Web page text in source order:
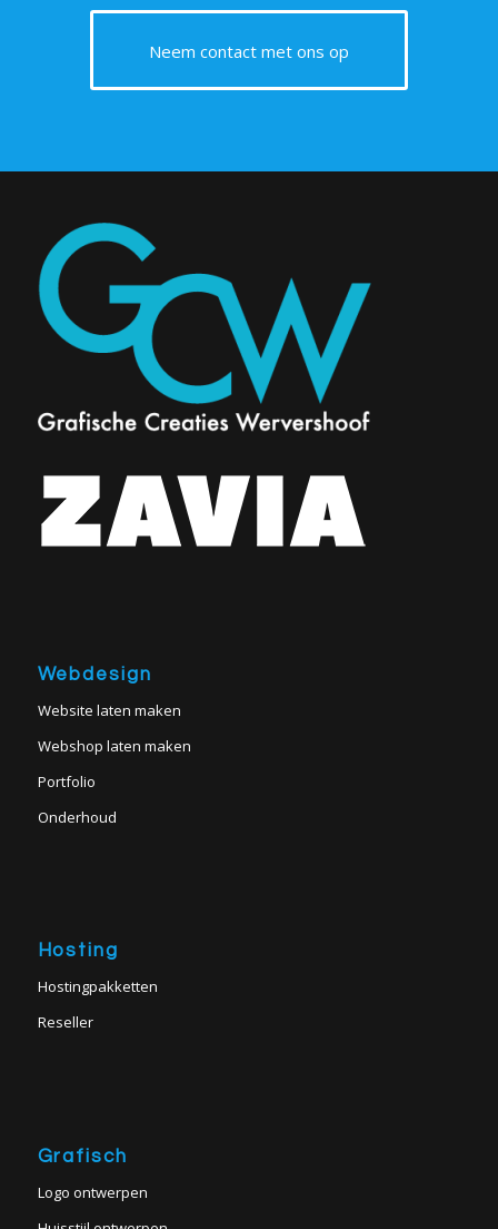
Neem contact met ons op
Webdesign
Website laten maken
Webshop laten maken
Portfolio
Onderhoud
Hosting
Hostingpakketten
Reseller
Grafisch
Logo ontwerpen